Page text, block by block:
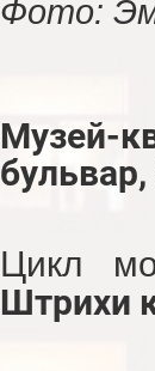
Фото:
Музей-
Цикл
Штрихи